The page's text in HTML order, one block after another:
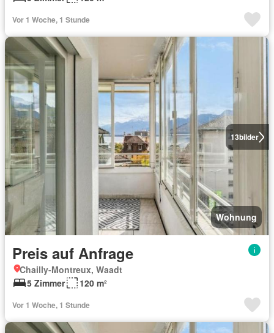
Vor 1 Woche, 1 Stunde
13bilder
Wohnung
Preis auf Anfrage
Chailly-Montreux, Waadt
5 Zimmer
120 m²
Vor 1 Woche, 1 Stunde